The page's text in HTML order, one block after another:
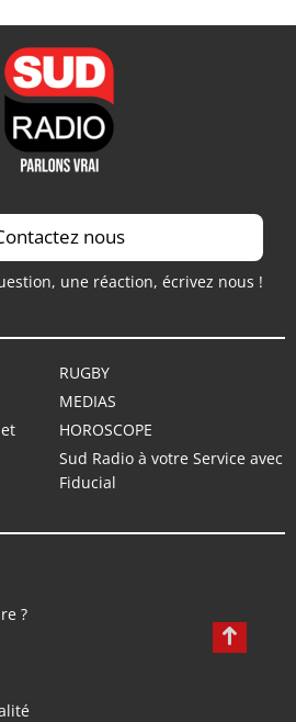
nous
une réaction, écrivez nous !
RUGBY
MEDIAS
HOROSCOPE
Sud Radio à votre Service avec
Fiducial
?